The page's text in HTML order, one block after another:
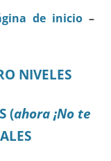
de inicio –
NIVELES
(ahora ¡No te